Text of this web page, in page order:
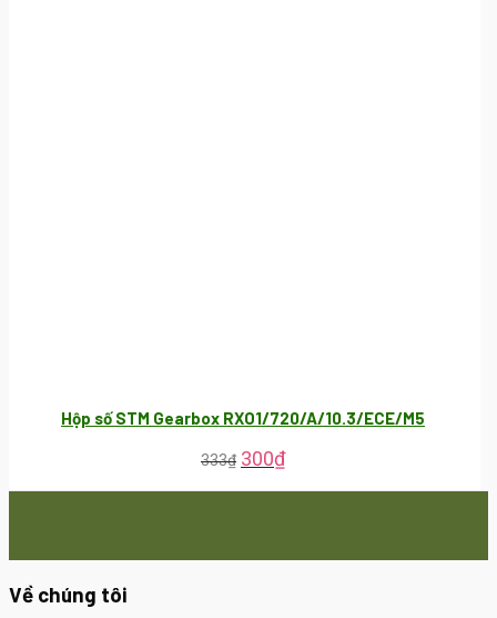
Hộp số STM Gearbox RXO1/720/A/10.3/ECE/M5
333₫ 300₫
Về chúng tôi